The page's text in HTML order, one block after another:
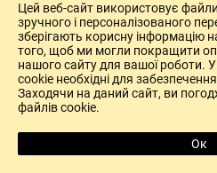
Banco Internacional
De Costa Rica
(BICSA), 6.25% 2...
***
Banco Internacional
De Costa Rica
(BICSA), 5.75% 1...
***
Banco Internacional
Цей веб-сайт використовує
зручного і персоналізованого
зберігають корисну інформацію
того, щоб ми могли покращити
нашого сайту для вашої роботи.
cookie необхідні для
Заходячи на даний сайт, ви
файлів cookie.
Ок